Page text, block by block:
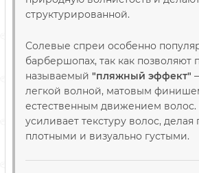
структурированной.
Солевые спреи особенно
барбершопах, так как позволяют
называемый "пляжный эффект"
легкой волной, матовым
естественным движением волос.
усиливает текстуру волос,
плотными и визуально густыми.